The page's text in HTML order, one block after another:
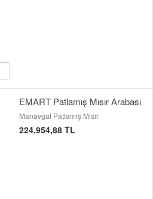
EMART Patlamış Mısır Arabası
Manavgat Patlamış Mısır
224.954,88 TL